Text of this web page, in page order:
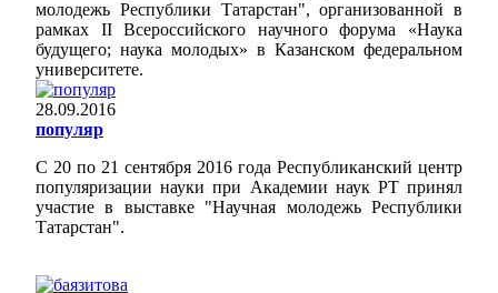
молодежь Республики Татарстан", организованной в
рамках II Всероссийского научного форума «Наука
будущего; наука молодых» в Казанском федеральном
университете.
28.09.2016
популяр
С 20 по 21 сентября 2016 года Республиканский центр
популяризации науки при Академии наук РТ принял
участие в выставке "Научная молодежь Республики
Татарстан".